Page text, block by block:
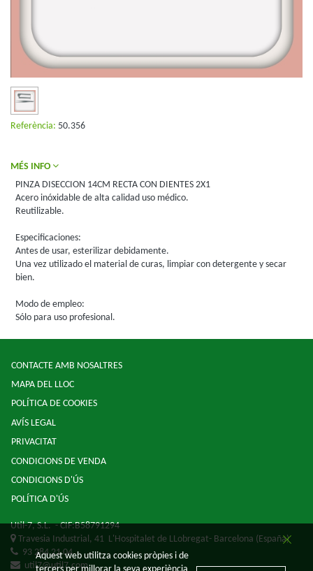
Referència: 50.356
MÉS INFO
PINZA DISECCION 14CM RECTA CON DIENTES 2X1
Acero inóxidable de alta calidad uso médico.
Reutilizable.
Especificaciones:
Antes de usar, esterilizar debidamente.
Una vez utilizado el material de curas, limpiar con detergente y secar
bien.
Modo de empleo:
Sólo para uso profesional.
CONTACTE AMB NOSALTRES
MAPA DEL LLOC
POLÍTICA DE COOKIES
AVÍS LEGAL
PRIVACITAT
CONDICIONS DE VENDA
CONDICIONS D'ÚS
POLÍTICA D'ÚS
Util-7, S.L.- CIF:B58791294
Travesia Industrial, 41 L'Hospitalet de LLobregat- Barcelona (España)
93 284 21 04
util7@util7.com
Aquest web utilitza cookies pròpies i de